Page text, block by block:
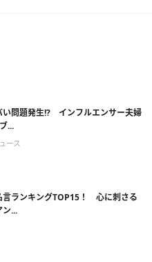
い問題発生!? インフルエンサー夫婦
...
ース
言ランキングTOP15！ 心に刺さる
ン...